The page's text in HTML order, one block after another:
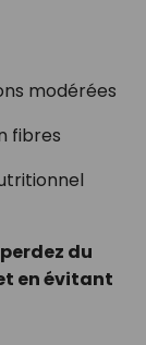
modérées
fibres
du
en évitant